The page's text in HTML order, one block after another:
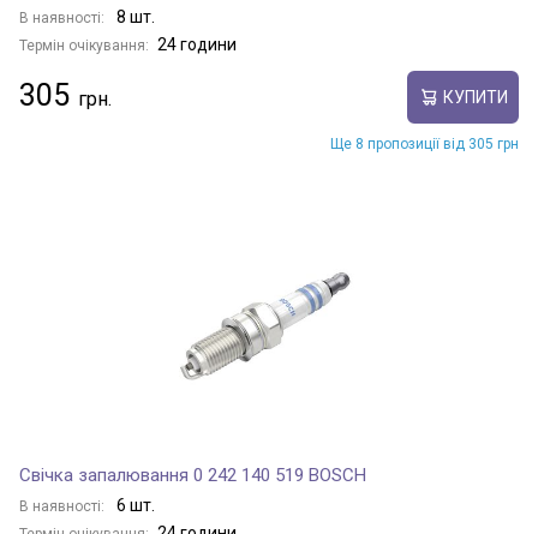
В наявності: 8 шт.
Термін очікування: 24 години
305 КУПИТИ
Ще 8 пропозиції від 305 грн
Свічка запалювання 0 242 140 519 BOSCH
В наявності: 6 шт.